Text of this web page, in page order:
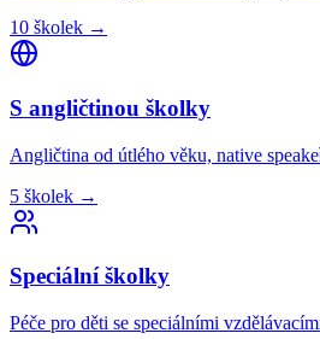
10 školek →
S angličtinou školky
Angličtina od útlého věku, native
5 školek →
Speciálníškolky
Péče pro děti se speciálními